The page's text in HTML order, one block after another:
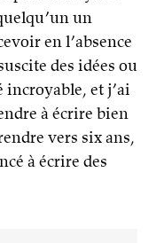
un
en l’absence
des idées ou
incroyable, et j’ai
à écrire bien
vers six ans,
à écrire des